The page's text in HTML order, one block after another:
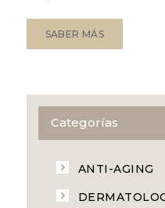
SABER MÁS
Categorías
ANTI-AGING